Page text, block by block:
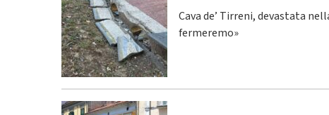
Cava de’ Tirreni, devastata
fermeremo»